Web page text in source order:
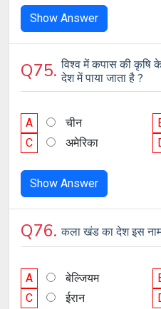
Show Answer
Q75.विश्व में कपास की कृषि
देश में पाया जाता है ?
A चीन
C
अमेरिका
Show Answer
Q76.कला खंड का देश इस
A बेल्जियम
C
ईरान